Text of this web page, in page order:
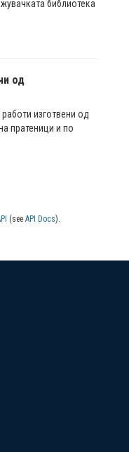
библиотека
од
изготвени од
пратеници и по
(see API Docs).